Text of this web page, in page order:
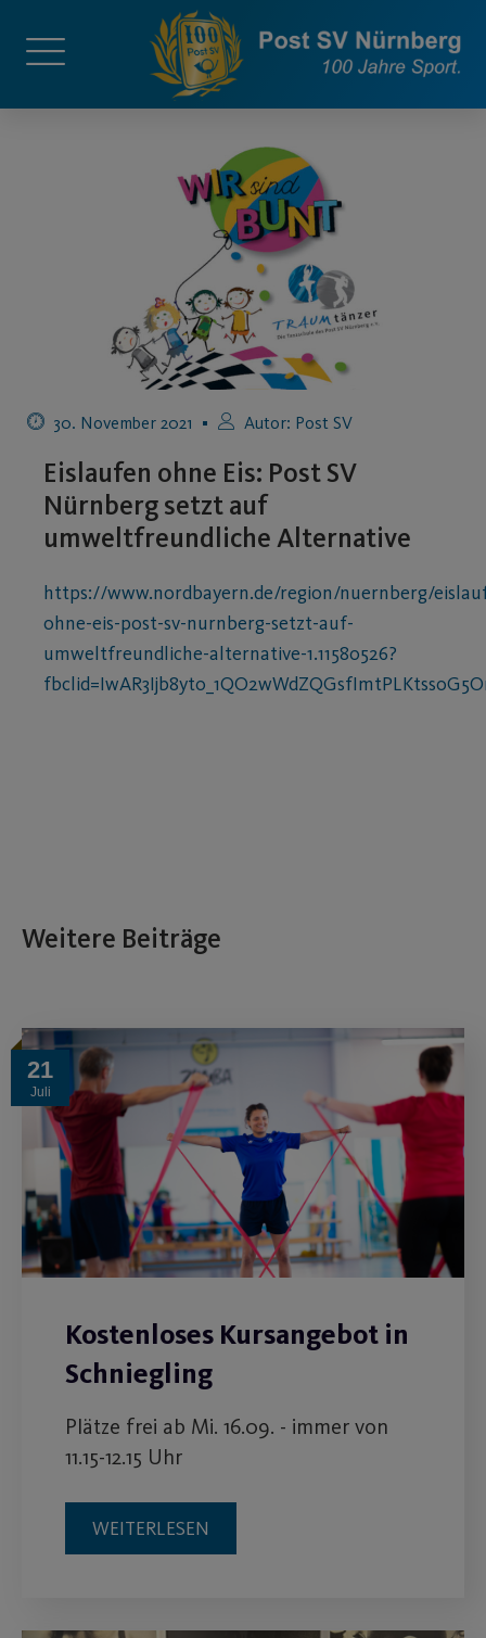
30. November 2021 Autor: Post SV
Eislaufen ohne Eis: Post SV
Nürnberg setzt auf
umweltfreundliche Alternative
https://www.nordbayern.de/region/nuernberg/
ohne-eis-post-sv-nurnberg-setzt-auf-
umweltfreundliche-alternative-1.11580526?
Weitere Beiträge
21
Juli
Kostenloses Kursangebot in
Schniegling
Plätze frei ab Mi. 16.09. - immer von
11.15-12.15 Uhr
WEITERLESEN